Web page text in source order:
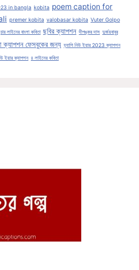
in bangla kobita poem caption for
premer kobita valobasar kobita Vuter Golpo
চার লাইনের বাংলা কবিতা ছবির ক্যাপশন দীপঙ্কর দাস দুর্জয়বাবুর
ক্যাপশন ফেসবুকের জন্য হ্যাপি নিউ ইয়ার 2023 ক্যাপশন
ইয়ার ক্যাপশন ৪ লাইনের কবিতা